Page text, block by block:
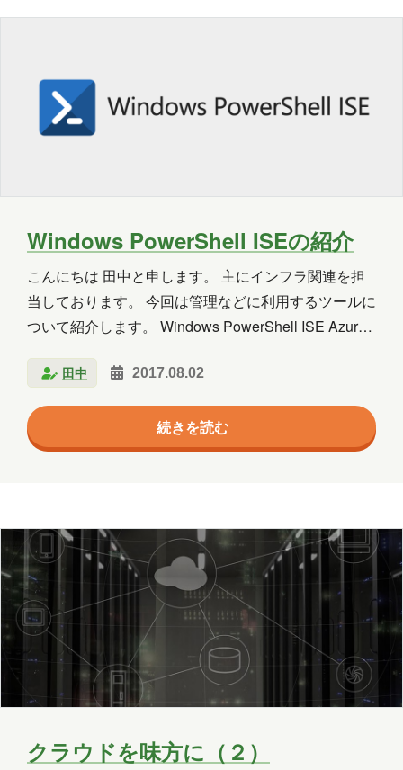
2020年3月 2018年8月
2018年6月
2018年1月
2017年12月
2017年11月
担当
八幡
台丸谷 平井
長崎
小山
横山 水野
新宅
PAGEONE
葛西
木村せつ 佐々木
で、…
Windows PowerShell ISEの紹介
こんにちは 田中と申します。 主にインフラ関連を担
当しております。 今回は管理などに利用するツールに
ついて紹介します。 Windows PowerShell ISE Azure
ます。 Azureの場合、以前と異なり、GUIである程度
できることが増えていますが、 まだPowerShellでし
かできないことや、繰り返し作業を行う場合など
PowerShelで行った場合が便利です。 Office 365の場
ことが可能です。 …
田中 2017.08.02
続きを読む
クラウドを味方に（２）